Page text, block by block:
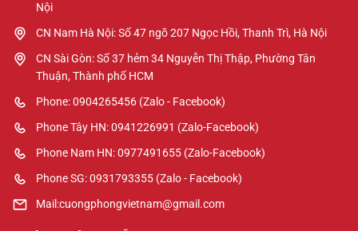
Nội
CN Nam Hà Nội: Số 47 ngõ 207 Ngọc Hồi, Thanh Trì, Hà Nội
CN Sài Gòn: Số 37 hẻm 34 Nguyễn Thị Thập, Phường Tân
Thuận, Thành phố HCM
Phone: 0904265456 (Zalo - Facebook)
Phone Tây HN: 0941226991 (Zalo-Facebook)
Phone Nam HN: 0977491655 (Zalo-Facebook)
Phone SG: 0931793355 (Zalo - Facebook)
Mail:cuongphongvietnam@gmail.com